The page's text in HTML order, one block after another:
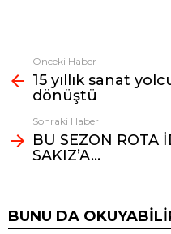
Fazlasına
bak
Önceki Haber
15 yıllık sanat
dönüştü
Sonraki Haber
BU SEZON ROTA
SAKIZ’A…
BUNU DA